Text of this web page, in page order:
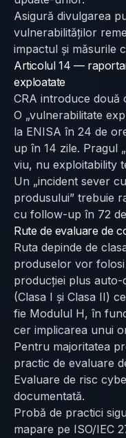
Asigură divulgarea
vulnerabilităților
impactul și măsurile
Articolul 14 —
exploatate
CRA introduce două
O „vulnerabilitate
la ENISA în 24 de
up în 14 zile. Pragul
viu, nu exploitability
Un „incident sever
produsului” trebuie
cu follow-up în 72
Rute de evaluare de
Ruta depinde de
produselor vor
producției plus
(Clasa I și Clasa II)
fie Modulul H, în
cer implicarea unui
Pentru majoritatea
practic de evaluare
Evaluare de risc
documentată.
Probă de practici
mapare pe ISO/IEC